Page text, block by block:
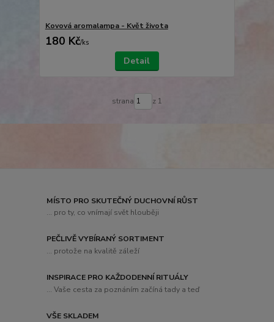
Kovová aromalampa - Květ života
180 Kč/ks
Detail
strana z 1
MÍSTO PRO SKUTEČNÝ DUCHOVNÍ RŮST
... pro ty, co vnímají svět hlouběji
PEČLIVĚ VYBÍRANÝ SORTIMENT
... protože na kvalitě záleží
INSPIRACE PRO KAŽDODENNÍ RITUÁLY
... Vaše cesta za poznáním začíná tady a teď
VŠE SKLADEM